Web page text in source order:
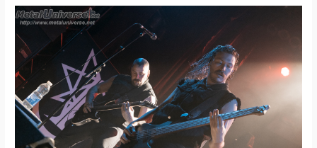
Ov
Sulfur
–
Entrevue
avec
le
guitariste
Chase